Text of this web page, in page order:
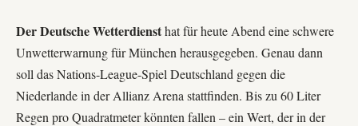
Der Deutsche Wetterdiensthat für heute Abend eine schwere
Unwetterwarnung für München herausgegeben. Genau dann
soll das Nations-League-Spiel Deutschland gegen die
Niederlande in derAllianz Arena stattfinden. Bis zu 60 Liter
Regen pro Quadratmeter könnten fallen – ein Wert, der in der